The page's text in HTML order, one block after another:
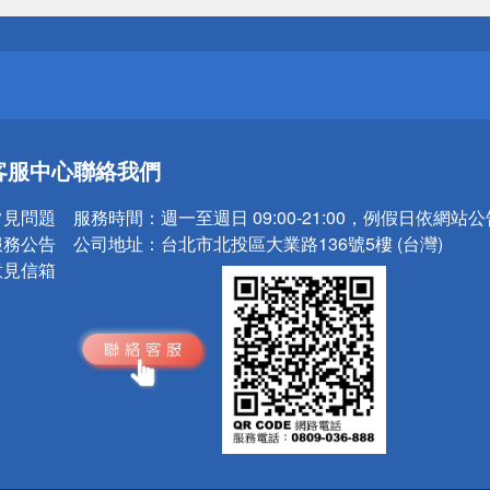
小心！
服中心
問題
公告
信箱
聯絡我們
服務時間： 週一至週日 09:00-21:00，例假日依網站
公司地址： 台北市北投區大業路136號5樓 (台灣)